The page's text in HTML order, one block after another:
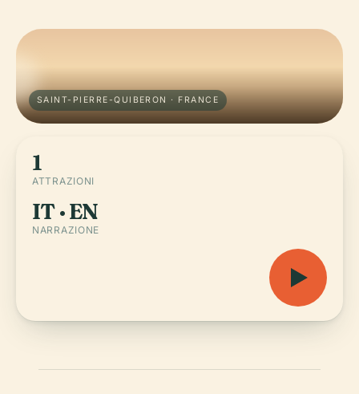
SAINT-PIERRE-QUIBERON · FRANCE
1
ATTRAZIONI
IT · EN
NARRAZIONE